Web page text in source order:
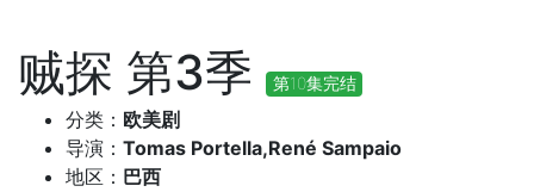
贼探 第3季 第10集完结
分类： 欧美剧
导演： Tomas Portella,René Sampaio
地区： 巴西